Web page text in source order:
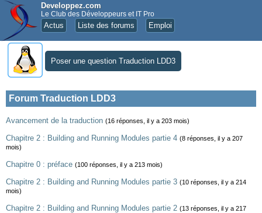
Developpez.com
Le Club des Développeurs et IT Pro
Actus Liste des forums Emploi
Poser une question Traduction LDD3
Forum Traduction LDD3
Avancement de la traduction (16 réponses, il y a 203 mois)
Chapitre 2 : Building and Running Modules partie 4 (8 réponses, il y a 207
mois)
Chapitre 0 : préface (100 réponses, il y a 213 mois)
Chapitre 2 : Building and Running Modules partie 3 (10 réponses, il y a 214
mois)
Chapitre 2 : Building and Running Modules partie 2 (13 réponses, il y a 217